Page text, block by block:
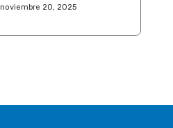
noviembre 20, 2025